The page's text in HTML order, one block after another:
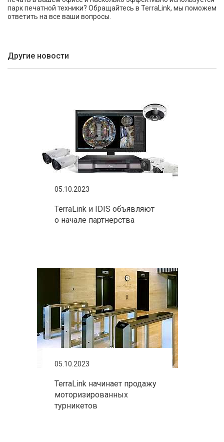
парк печатной техники? Обращайтесь в TerraLink, мы поможем
ответить на все ваши вопросы.
Другие новости
05.10.2023
TerraLink и IDIS объявляют
о начале партнерства
05.10.2023
TerraLink начинает продажу
моторизированных
турникетов